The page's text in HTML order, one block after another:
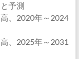
予測
、2020年～2024
、2025年～2031